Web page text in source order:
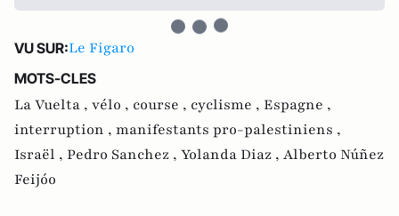
VU SUR:Le Figaro
MOTS-CLES
La Vuelta , vélo , course , cyclisme , Espagne ,
interruption , manifestants pro-palestiniens ,
Israël , Pedro Sanchez , Yolanda Diaz , Alberto Núñez
Feijóo